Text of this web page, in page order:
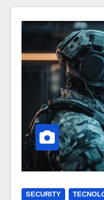
SECURITY